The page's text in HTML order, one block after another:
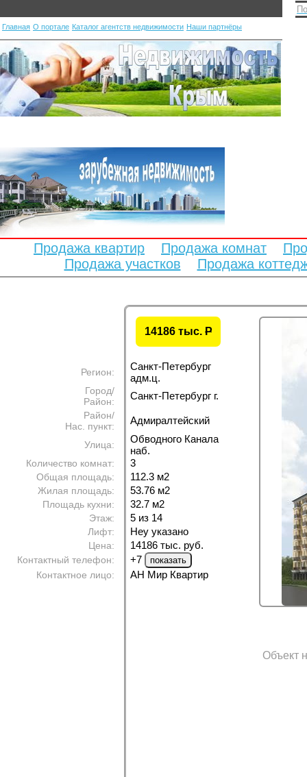
Главная О портале Каталог агентств недвижимости Наши партнёры
Продажа квартир Продажа комнат
Продажа участков
Продажа
14186 тыс. P
Регион:
Санкт-Петербург
адм.ц.
Город/
Район:
Санкт-Петербург г.
Район/
Нас. пункт:
Адмиралтейский
Улица:
Обводного Канала
наб.
Количество комнат: 3
Общая площадь: 112.3 м2
Жилая площадь: 53.76 м2
Площадь кухни: 32.7 м2
Этаж: 5 из 14
Лифт: Неу указано
Цена: 14186 тыс. руб.
Контактный телефон: +7
Контактное лицо: АН Мир Квартир
Объект